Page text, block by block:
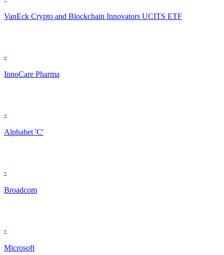
VanEck Crypto and Blockchain Innovators UCITS ETF
-
InnoCare Pharma
-
Alphabet 'C'
-
Broadcom
-
Microsoft